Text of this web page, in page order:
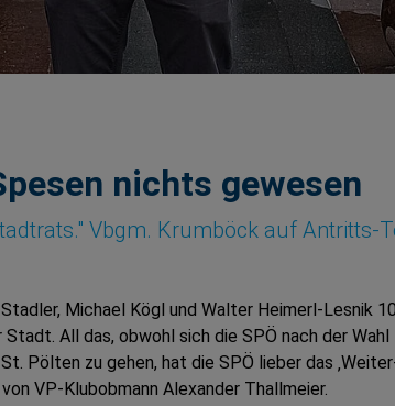
nichts gewesen
Vbgm. Krumböck auf Antritts-
Michael Kögl und Walter Heimerl-Lesnik
All das, obwohl sich die SPÖ nach der Wahl
Pölten zu gehen, hat die SPÖ lieber das
VP-Klubobmann Alexander Thallmeier.